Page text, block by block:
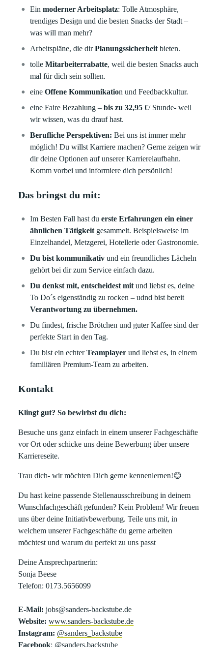
Einmoderner Arbeitsplatz: Tolle Atmosphäre,
trendiges Design und die besten Snacks der Stadt –
was will man mehr?
Arbeitspläne, die dirPlanungssicherheit bieten.
tolleMitarbeiterrabatte, weil die besten Snacks auch
mal für dich sein sollten.
eineOffene Kommunikation und Feedbackkultur.
eine Faire Bezahlung –bis zu 32,95 €/ Stunde- weil
wir wissen, was du drauf hast.
Berufliche Perspektiven:Bei uns ist immer mehr
möglich! Du willst Karriere machen? Gerne zeigen wir
dir deine Optionen auf unserer Karrierelaufbahn.
Komm vorbei und informiere dich persönlich!
Das bringst du mit:
Im Besten Fall hast duerste Erfahrungen ein einer
ähnlichen Tätigkeit gesammelt. Beispielsweise im
Einzelhandel, Metzgerei, Hotellerie oder Gastronomie.
Du bist kommunikativund ein freundliches Lächeln
gehört bei dir zum Service einfach dazu.
Du denkst mit, entscheidest mitund liebst es, deine
To Do´s eigenständig zu rocken – udnd bist bereit
Verantwortung zu übernehmen.
Du findest, frische Brötchen und guter Kaffee sind der
perfekte Start in den Tag.
Du bist ein echterTeamplayerund liebst es, in einem
familiären Premium-Team zu arbeiten.
Kontakt
Klingt gut? So bewirbst du dich:
Besuche uns ganz einfach in einem unserer Fachgeschäfte
vor Ort oder schicke uns deine Bewerbung über unsere
Karriereseite.
Trau dich- wir möchten Dich gerne kennenlernen!😊
Du hast keine passende Stellenausschreibung in deinem
Wunschfachgeschäft gefunden? Kein Problem! Wir freuen
uns über deine Initiativbewerbung. Teile uns mit, in
welchem unserer Fachgeschäfte du gerne arbeiten
möchtest und warum du perfekt zu uns passt
Deine Ansprechpartnerin:
Sonja Beese
Telefon: 0173.5656099
E-Mail: jobs@sanders-backstube.de
Website: www.sanders-backstube.de
Instagram: @sanders_backstube
Facebook: @sanders.backstube